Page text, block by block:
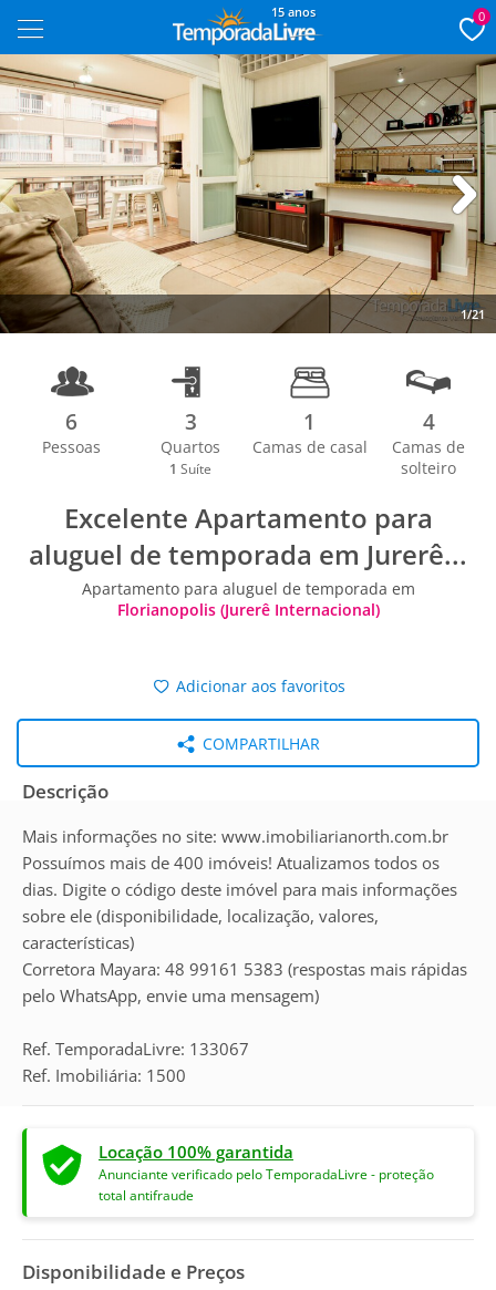
15 anos 0
1/21
Next
6
Pessoas
3
Quartos
1 Suíte
1
Camas de casal
4
Camas de
solteiro
Excelente Apartamento para
aluguel de temporada em Jurerê...
Apartamento para aluguel de temporada em
Florianopolis (Jurerê Internacional)
Adicionar aos favoritos
COMPARTILHAR
Descrição
Mais informações no site: www.imobiliarianorth.com.br
Possuímos mais de 400 imóveis! Atualizamos todos os
dias. Digite o código deste imóvel para mais informações
sobre ele (disponibilidade, localização, valores,
características)
Corretora Mayara: 48 99161 5383 (respostas mais rápidas
pelo WhatsApp, envie uma mensagem)
Ref. TemporadaLivre: 133067
Ref. Imobiliária: 1500
Locação 100% garantida
Anunciante verificado pelo TemporadaLivre - proteção
total antifraude
Disponibilidade e Preços